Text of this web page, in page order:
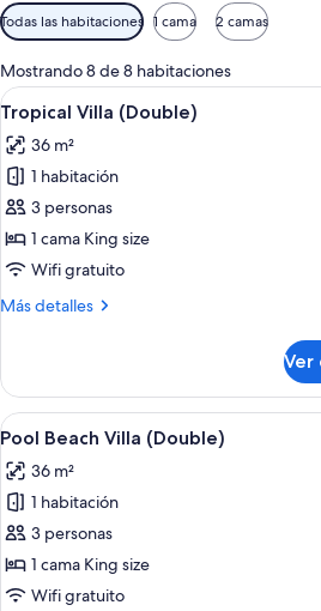
Filtros
disponibles
para
las
habitaciones
Todas las habitaciones 1 cama 2 camas
Mostrando 8 de 8 habitaciones
Ver
todas
las
fotos
de
Tropical
Villa
15
Tropical Villa (Double)
36 m²
1 habitación
3 personas
1 cama King size
Wifi gratuito
Más detalles
Más
Villa
(Double)
Ver
Ver
todas
las
fotos
de
Pool
Beach
Una
14
Pool Beach Villa (Double)
36 m²
1 habitación
3 personas
1 cama King size
Wifi gratuito